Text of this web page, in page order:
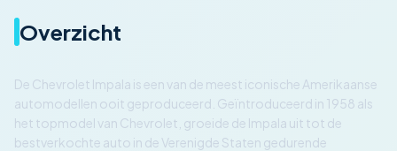
Overzicht
De Chevrolet Impala is een van de meest iconische Amerikaanse
automodellen ooit geproduceerd. Geïntroduceerd in 1958 als
het topmodel van Chevrolet, groeide de Impala uit tot de
bestverkochte auto in de Verenigde Staten gedurende